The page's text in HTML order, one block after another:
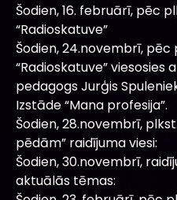
Šodien, 16. februārī, pēc
“Radioskatuve”
Šodien, 24.novembrī, pēc
“Radioskatuve” viesosies
pedagogs Jurģis
Izstāde “Mana profesija”.
Šodien, 28.novembrī,
pēdām” raidījuma viesi:
Šodien, 30.novembrī,
aktuālās tēmas: